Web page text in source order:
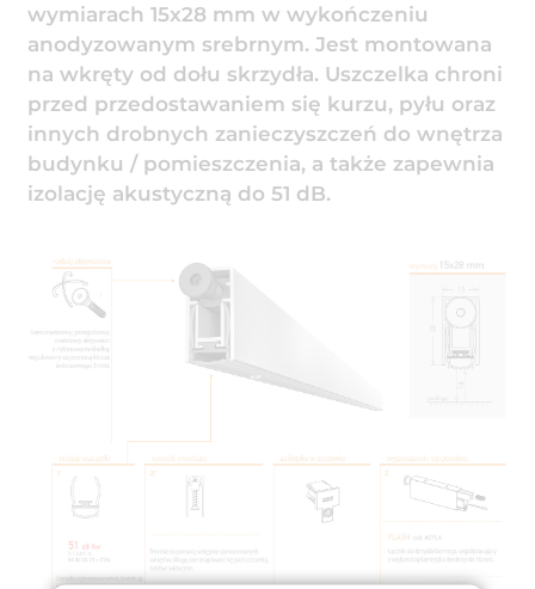
wymiarach 15x28 mm w wykończeniu
anodyzowanym srebrnym. Jest montowana
na wkręty od dołu skrzydła. Uszczelka chroni
przed przedostawaniem się kurzu, pyłu oraz
innych drobnych zanieczyszczeń do wnętrza
budynku / pomieszczenia, a także zapewnia
izolację akustyczną do 51 dB.